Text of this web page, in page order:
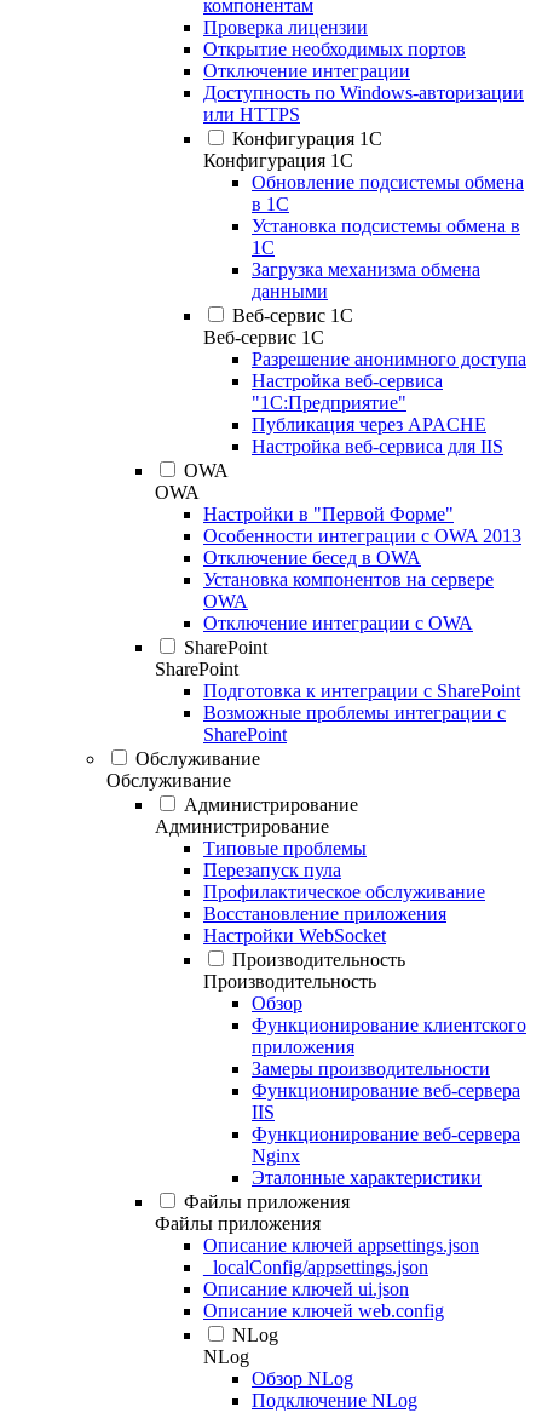
компонентам
Проверка лицензии
Открытие необходимых портов
Отключение интеграции
Доступность по Windows-авторизации
или HTTPS
Конфигурация 1С
Конфигурация 1С
Обновление подсистемы обмена
в 1С
Установка подсистемы обмена в
1С
Загрузка механизма обмена
данными
Веб-сервис 1С
Веб-сервис 1С
Разрешение анонимного доступа
Настройка веб-сервиса
"1С:Предприятие"
Публикация через APACHE
Настройка веб-сервиса для IIS
OWA
OWA
Настройки в "Первой Форме"
Особенности интеграции с OWA 2013
Отключение бесед в OWA
Установка компонентов на сервере
OWA
Отключение интеграции с OWA
SharePoint
SharePoint
Подготовка к интеграции с SharePoint
Возможные проблемы интеграции с
SharePoint
Обслуживание
Обслуживание
Администрирование
Администрирование
Типовые проблемы
Перезапуск пула
Профилактическое обслуживание
Восстановление приложения
Настройки WebSocket
Производительность
Производительность
Обзор
Функционирование клиентского
приложения
Замеры производительности
Функционирование веб-сервера
IIS
Функционирование веб-сервера
Nginx
Эталонные характеристики
Файлы приложения
Файлы приложения
Описание ключей appsettings.json
_localConfig/appsettings.json
Описание ключей ui.json
Описание ключей web.config
NLog
NLog
Обзор NLog
Подключение NLog